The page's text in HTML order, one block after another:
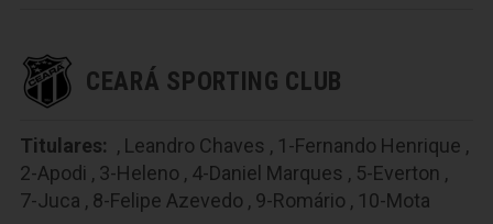
CEARÁ SPORTING CLUB
Titulares: , Leandro Chaves , 1-Fernando Henrique ,
2-Apodi , 3-Heleno , 4-Daniel Marques , 5-Everton ,
7-Juca , 8-Felipe Azevedo , 9-Romário , 10-Mota